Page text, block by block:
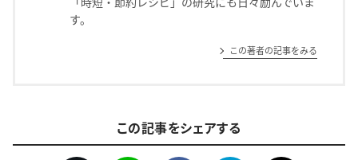
す。
この著者の記事をみる
この記事をシェアする